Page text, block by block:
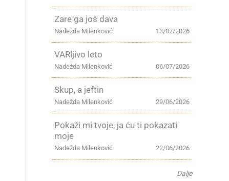
Zare ga još dava
13/07/2026
Nadežda Milenković
VARljivo leto
06/07/2026
Nadežda Milenković
Skup, a jeftin
29/06/2026
Nadežda Milenković
Pokaži mi tvoje, ja ću ti pokazati
moje
22/06/2026
Nadežda Milenković
Dalje